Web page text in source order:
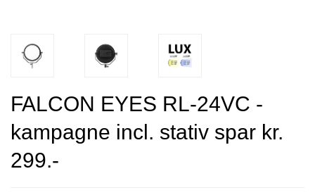
FALCON EYES RL-24VC -
kampagne incl. stativ spar kr.
299.-